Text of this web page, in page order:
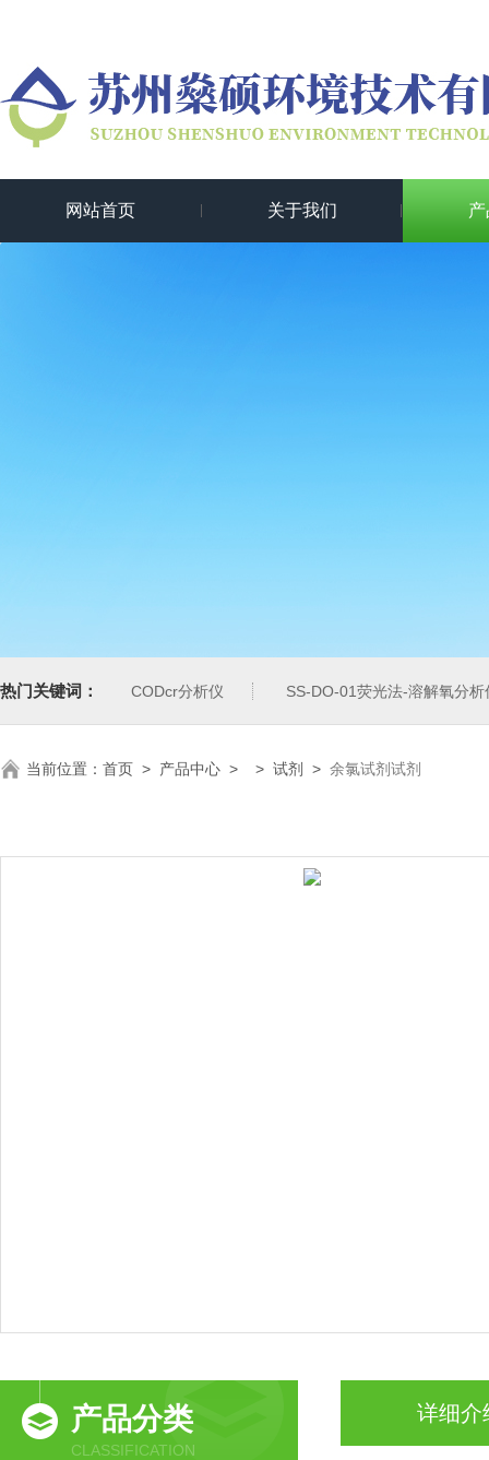
网站首页 关于我们
热门关键词： CODcr分析仪 SS-DO-01荧光法-溶解氧分析
当前位置： 首页 > 产品中心 > > 试剂 > 余氯试剂试剂
产品分类
CLASSIFICATION
详细介